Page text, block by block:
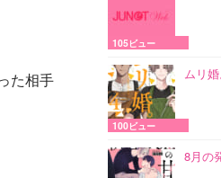
た相手
105ビュー
ムリ
100ビュー
8月の